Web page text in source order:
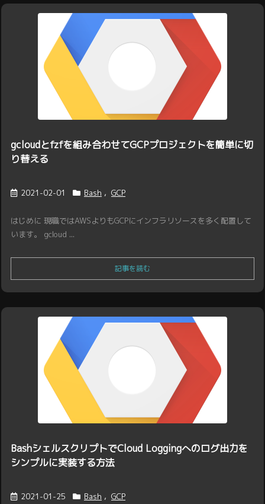
gcloudとfzfを組み合わせてGCPプロジェクトを簡単に切
り替える
2021-02-01 Bash , GCP
はじめに 現職ではAWSよりもGCPにインフラリソースを多く配置して
います。 gcloud ...
記事を読む
BashシェルスクリプトでCloud Loggingへのログ出力を
シンプルに実装する方法
2021-01-25 Bash , GCP